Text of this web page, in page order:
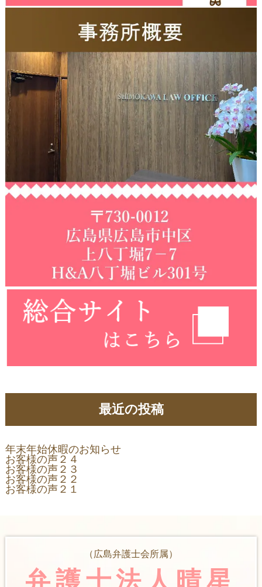
最近の投稿
年末年始休暇のお知らせ
お客様の声２４
お客様の声２３
お客様の声２２
お客様の声２１
弁護士法人晴星
（広島弁護士会所属）